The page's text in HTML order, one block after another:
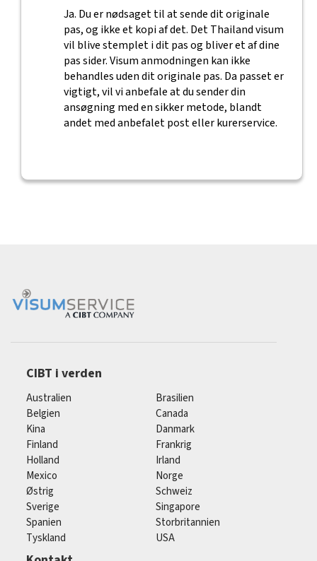
Ja. Du er nødsaget til at sende dit originale
pas, og ikke et kopi af det. Det Thailand visum
vil blive stemplet i dit pas og bliver et af dine
pas sider. Visum anmodningen kan ikke
behandles uden dit originale pas. Da passet er
vigtigt, vil vi anbefale at du sender din
ansøgning med en sikker metode, blandt
andet med anbefalet post eller kurerservice.
CIBT i verden
Australien
Brasilien
Belgien
Canada
Kina
Danmark
Finland
Frankrig
Holland
Irland
Mexico
Norge
Østrig
Schweiz
Sverige
Singapore
Spanien
Storbritannien
Tyskland
USA